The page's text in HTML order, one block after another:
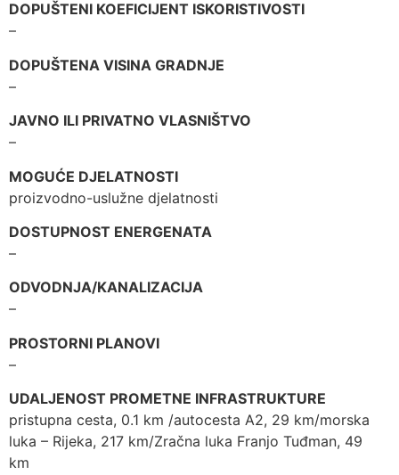
DOPUŠTENI KOEFICIJENT ISKORISTIVOSTI
–
DOPUŠTENA VISINA GRADNJE
–
JAVNO ILI PRIVATNO VLASNIŠTVO
–
MOGUĆE DJELATNOSTI
proizvodno-uslužne djelatnosti
DOSTUPNOST ENERGENATA
–
ODVODNJA/KANALIZACIJA
–
PROSTORNI PLANOVI
–
UDALJENOST PROMETNE INFRASTRUKTURE
pristupna cesta, 0.1 km /autocesta A2, 29 km/morska
luka – Rijeka, 217 km/Zračna luka Franjo Tuđman, 49
km